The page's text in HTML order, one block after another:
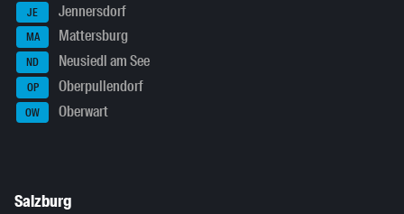
JE Jennersdorf
MA Mattersburg
ND Neusiedl am See
OP Oberpullendorf
OW Oberwart
Salzburg